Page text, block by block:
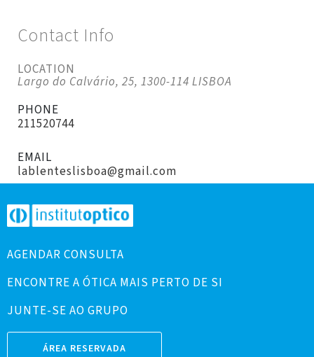
Contact Info
LOCATION
Largo do Calvário, 25, 1300-114 LISBOA
PHONE
211520744
EMAIL
lablenteslisboa@gmail.com
AGENDAR CONSULTA
ENCONTRE A ÓTICA MAIS PERTO DE SI
JUNTE-SE AO GRUPO
ÁREA RESERVADA